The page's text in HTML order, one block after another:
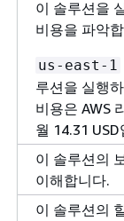
이 솔루션을
비용을 파악
us-east-1
루션을 실행
비용은 AWS
월 14.31 USD
이 솔루션의
이해합니다.
이 솔루션의